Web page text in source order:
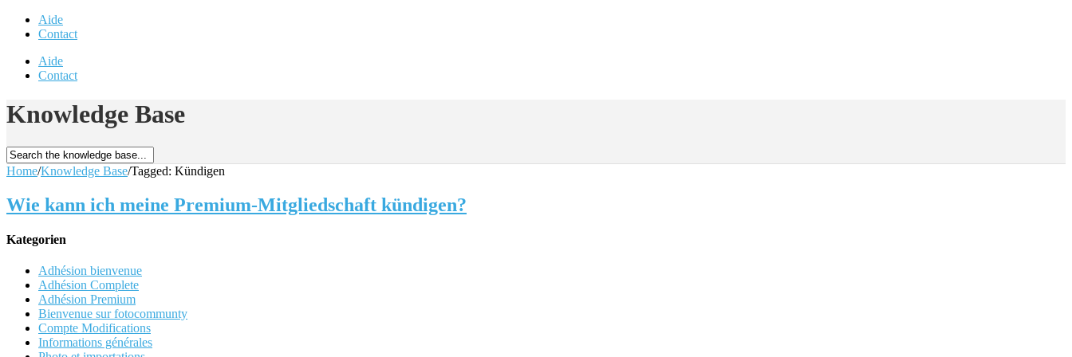
Aide
Contact
Aide
Contact
Knowledge Base
Home/Knowledge Base/Tagged: Kündigen
Wie kann ich meine Premium-Mitgliedschaft kündigen?
Kategorien
Adhésion bienvenue
Adhésion Complete
Adhésion Premium
Bienvenue sur fotocommunty
Compte Modifications
Informations générales